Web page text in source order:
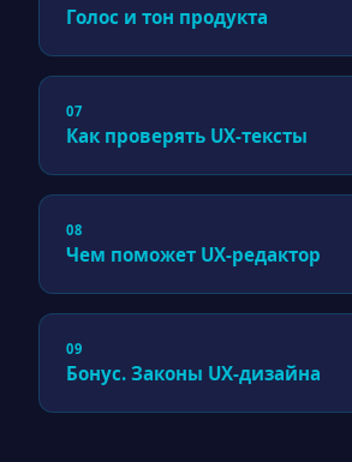
Голос и тон продукта
07
Как проверять UX-тексты
08
Чем поможет UX-редактор
09
Бонус. Законы UX-дизайна